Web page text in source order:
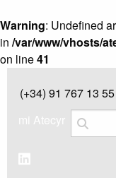
Warning: Undefined
in /var/www/vhosts/
on line41
(+34) 91 767 13 55
mi Atecyr